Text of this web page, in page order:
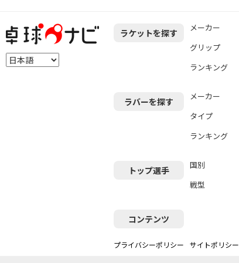
ラケットを探す メーカー
グリップ
ランキング
ラバーを探す メーカー
タイプ
ランキング
トップ選手 国別
戦型
コンテンツ
プライバシーポリシー サイトポリシー